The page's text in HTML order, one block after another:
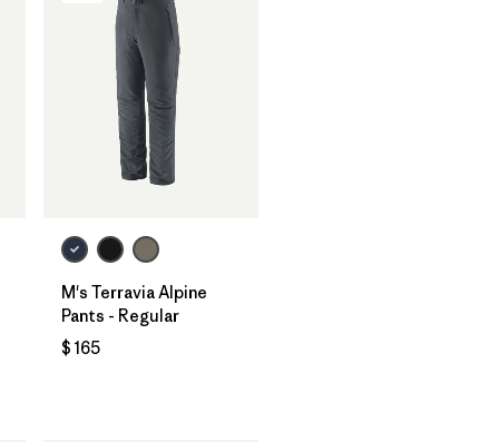
M's Terravia Alpine
Pants - Regular
$ 165